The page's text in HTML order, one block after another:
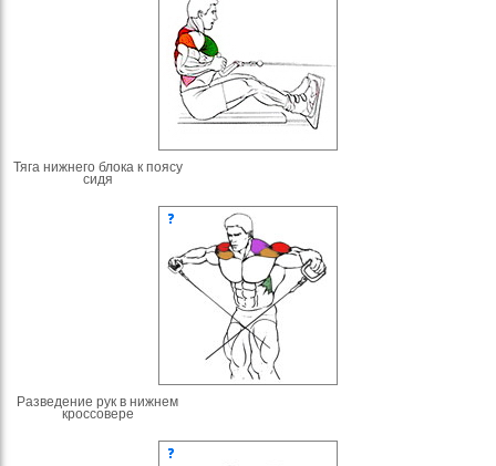
Тяга нижнего блока к поясу
сидя
Разведение рук в нижнем
кроссовере